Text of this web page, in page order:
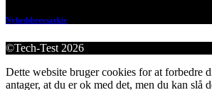
Nyhedsbrevsarkiv
©Tech-Test 2026
Dette website bruger cookies for at forbedre
antager, at du er ok med det, men du kan slå